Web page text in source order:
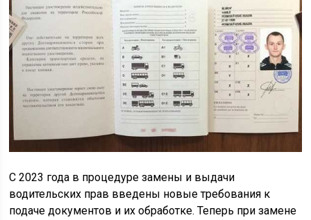
С 2023 года в процедуре замены и выдачи
водительских прав введены новые требования к
подаче документов и их обработке. Теперь при замене